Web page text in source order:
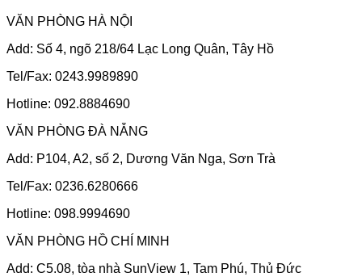
VĂN PHÒNG HÀ NỘI
Add: Số 4, ngõ 218/64 Lạc Long Quân, Tây Hồ
Tel/Fax: 0243.9989890
Hotline: 092.8884690
VĂN PHÒNG ĐÀ NẴNG
Add: P104, A2, số 2, Dương Văn Nga, Sơn Trà
Tel/Fax: 0236.6280666
Hotline: 098.9994690
VĂN PHÒNG HỒ CHÍ MINH
Add: C5.08, tòa nhà SunView 1, Tam Phú, Thủ Đức